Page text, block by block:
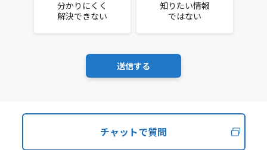
分かりにくく
解決できない
知りたい情報
ではない
チャットで質問